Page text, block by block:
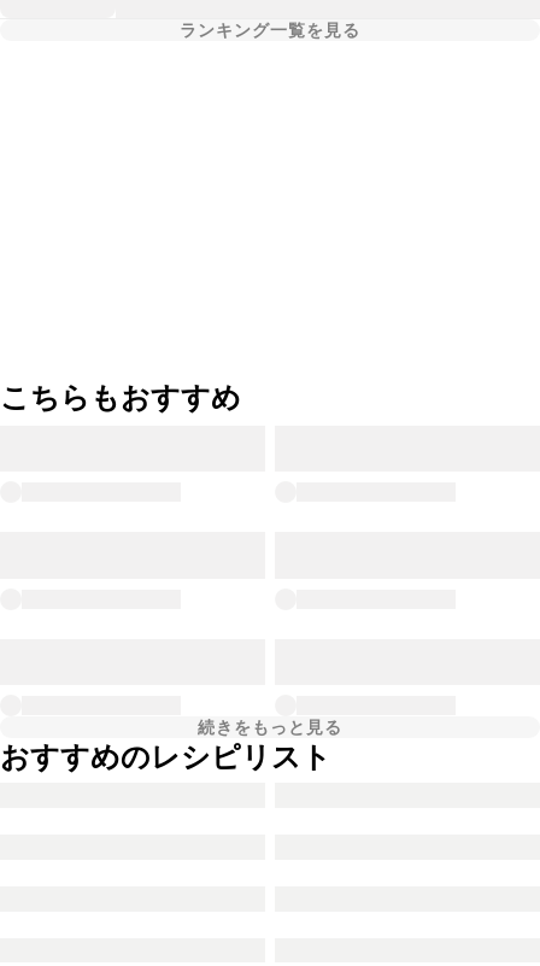
ランキング一覧を見る
こちらもおすすめ
続きをもっと見る
おすすめのレシピリスト